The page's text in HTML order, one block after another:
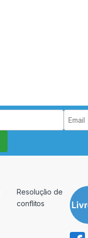
Resolução de
conflitos